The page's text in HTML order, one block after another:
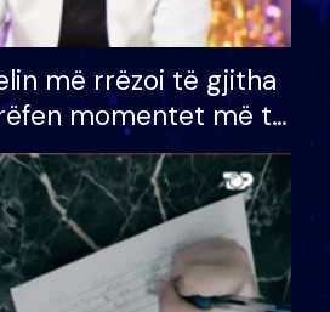
më rrëzoi të gjitha
momentet më të
e BB VIP: Do më
mëngjesit kur…